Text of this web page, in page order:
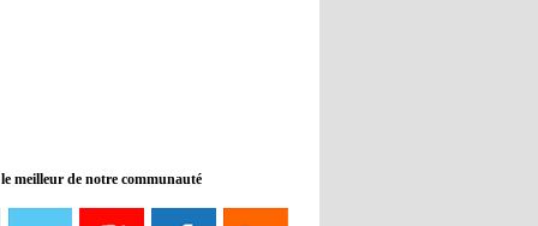
08:21 - 2022/11/08
Liverpool mis en vente par son
meilleur de notre communauté